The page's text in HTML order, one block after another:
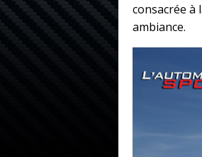
consacrée à
ambiance.